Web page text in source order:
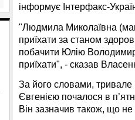
інформує Інтерфакс-
"Людмила Миколаївна
приїхати за станом
побачити Юлiю
приїхати", - сказав
За його словами,
Євгенiєю почалося в
Вiн зазначив також, що